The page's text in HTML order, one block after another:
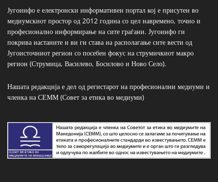
Југоинфо е електронски информативен портал кој е присутен во
медиумскиот простор од 2012 година со цел навремено, точно и
професионално информирање на сите граѓани. Југоинфо ги
покрива настаните и ви ги става на располагање сите вести од
Југоисточниот регион со посебен фокус на струмичкиот макро
регион (Струмица, Василево, Босилово и Ново Село).
Нашата редакција е дел од регистарот на професионални медиуми и
членка на СЕММ (Совет за етика во медиуми)